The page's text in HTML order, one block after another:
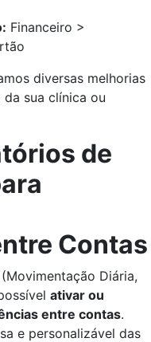
Financeiro >
de
Contas
(Movimentação Diária,
ativar ou
entre contas.
e personalizável das